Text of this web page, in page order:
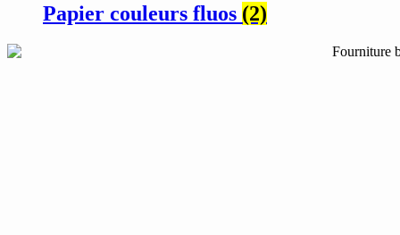
Papier couleurs fluos (2)